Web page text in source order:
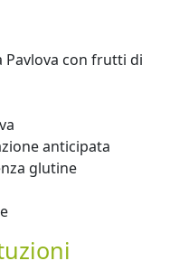
Pavlova con frutti di
anticipata
glutine